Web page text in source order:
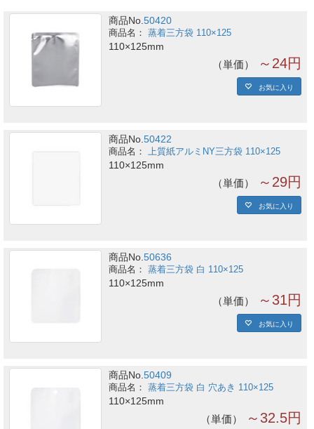
商品No.50420
蒸着三方袋 110×125
110×125mm
単価 ～24円
お気に入り
商品No.50422
上質紙アルミNY三方袋 110×125
110×125mm
単価 ～29円
お気に入り
商品No.50636
蒸着三方袋 白 110×125
110×125mm
単価 ～31円
お気に入り
商品No.50409
蒸着三方袋 白 穴あき 110×125
110×125mm
単価 ～32.5円